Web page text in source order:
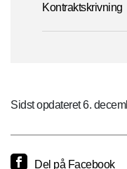
Kontraktskrivning
Sidst opdateret 6.
Del på Facebook